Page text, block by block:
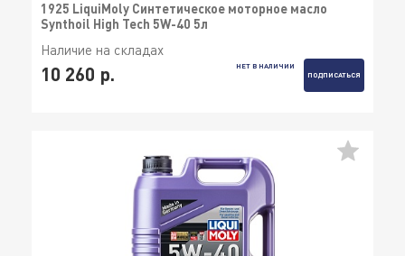
1925 LiquiMoly Синтетическое моторное масло
Synthoil High Tech 5W-40 5л
Наличие на складах
10 260 р.
НЕТ В НАЛИЧИИ
ПОДПИСАТЬСЯ